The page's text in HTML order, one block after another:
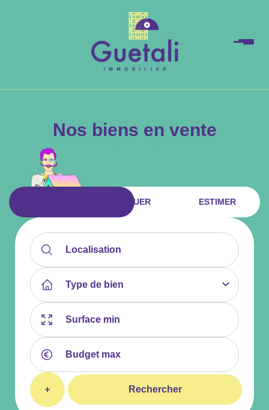
Nos biens en vente
LOUER ESTIMER
Localisation
Type de bien
Rechercher